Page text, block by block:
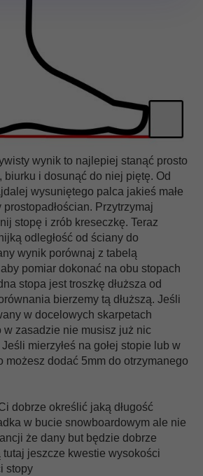
wynik to najlepiej stanąć prosto
biurku i dosunąć do niej piętę. Od
wysuniętego palca jakieś małe
prostopadłościan. Przytrzymaj
stopę i zrób kreseczkę. Teraz
odległość od ściany do
wynik porównaj z tabelą
pomiar dokonać na obu stopach
stopa jest troszkę dłuższa od
bierzemy tą dłuższą. Jeśli
w docelowych skarpetach
w zasadzie nie musisz już nic
mierzyłeś na gołej stopie lub w
możesz dodać 5mm do otrzymanego
dobrze określić jaką długość
w bucie snowboardowym ale nie
że dany but będzie dobrze
tutaj jeszcze kwestie wysokości
stopy